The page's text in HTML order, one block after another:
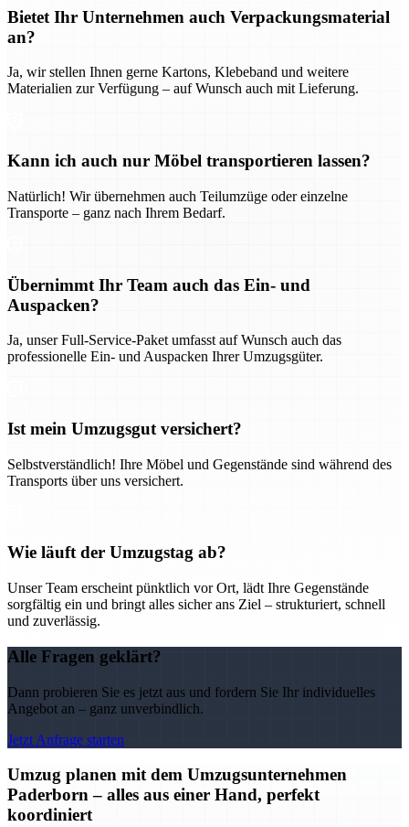
Bietet Ihr Unternehmen auch Verpackungsmaterial
an?
Ja, wir stellen Ihnen gerne Kartons, Klebeband und weitere
Materialien zur Verfügung – auf Wunsch auch mit Lieferung.
Kann ich auch nur Möbel transportieren lassen?
Natürlich! Wir übernehmen auch Teilumzüge oder einzelne
Transporte – ganz nach Ihrem Bedarf.
Übernimmt Ihr Team auch das Ein- und
Auspacken?
Ja, unser Full-Service-Paket umfasst auf Wunsch auch das
professionelle Ein- und Auspacken Ihrer Umzugsgüter.
Ist mein Umzugsgut versichert?
Selbstverständlich! Ihre Möbel und Gegenstände sind während des
Transports über uns versichert.
Wie läuft der Umzugstag ab?
Unser Team erscheint pünktlich vor Ort, lädt Ihre Gegenstände
sorgfältig ein und bringt alles sicher ans Ziel – strukturiert, schnell
und zuverlässig.
Alle Fragen geklärt?
Dann probieren Sie es jetzt aus und fordern Sie Ihr individuelles
Angebot an – ganz unverbindlich.
Jetzt Anfrage starten
Umzug planen mit dem Umzugsunternehmen
Paderborn – alles aus einer Hand, perfekt
koordiniert